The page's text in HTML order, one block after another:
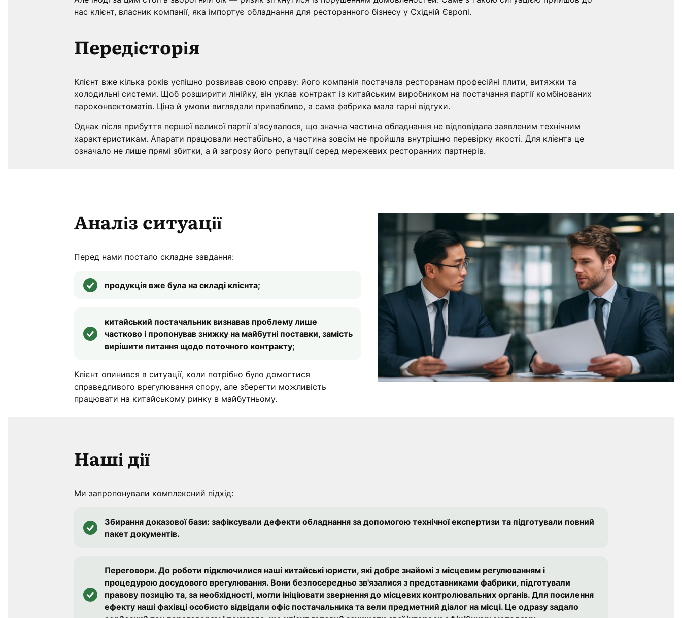
нас клієнт, власник компанії, яка імпортує обладнання для ресторанного бізнесу у Східній Європі.
Передісторія
Клієнт вже кілька років успішно розвивав свою справу: його компанія постачала ресторанам професійні плити, витяжки та
холодильні системи. Щоб розширити лінійку, він уклав контракт із китайським виробником на постачання партії комбінованих
пароконвектоматів. Ціна й умови виглядали привабливо, а сама фабрика мала гарні відгуки.
Однак після прибуття першої великої партії з'ясувалося, що значна частина обладнання не відповідала заявленим технічним
характеристикам. Апарати працювали нестабільно, а частина зовсім не пройшла внутрішню перевірку якості. Для клієнта це
означало не лише прямі збитки, а й загрозу його репутації серед мережевих ресторанних партнерів.
Аналіз ситуації
Перед нами постало складне завдання:
продукція вже була на складі клієнта;
китайський постачальник визнавав проблему лише
частково і пропонував знижку на майбутні поставки, замість
вирішити питання щодо поточного контракту;
Клієнт опинився в ситуації, коли потрібно було домогтися
справедливого врегулювання спору, але зберегти можливість
працювати на китайському ринку в майбутньому.
Наші дії
Ми запропонували комплексний підхід:
Збирання доказової бази: зафіксували дефекти обладнання за допомогою технічної експертизи та підготували повний
пакет документів.
Переговори. До роботи підключилися наші китайські юристи, які добре знайомі з місцевим регулюванням і
процедурою досудового врегулювання. Вони безпосередньо зв'язалися з представниками фабрики, підготували
правову позицію та, за необхідності, могли ініціювати звернення до місцевих контролювальних органів. Для посилення
ефекту наші фахівці особисто відвідали офіс постачальника та вели предметний діалог на місці. Це одразу задало